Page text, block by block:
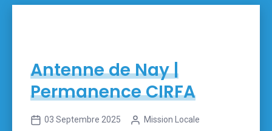
Antenne de Nay |
Permanence CIRFA
03 Septembre 2025 Mission Locale